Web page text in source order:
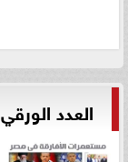
العدد الورقي